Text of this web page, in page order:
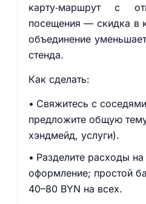
карту‑маршрут с
посещения — скидка в
объединение
стенда.
Как сделать:
Свяжитесь с
предложите общую
хэндмейд, услуги).
Разделите расходы
оформление; простой
40–80 BYN на всех.